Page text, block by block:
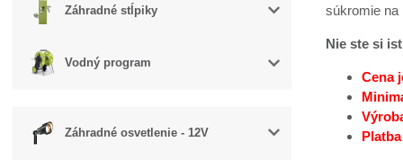
Záhradné stĺpiky
Vodný program
Záhradné osvetlenie - 12V
súkromie na
Nie ste si
Cena